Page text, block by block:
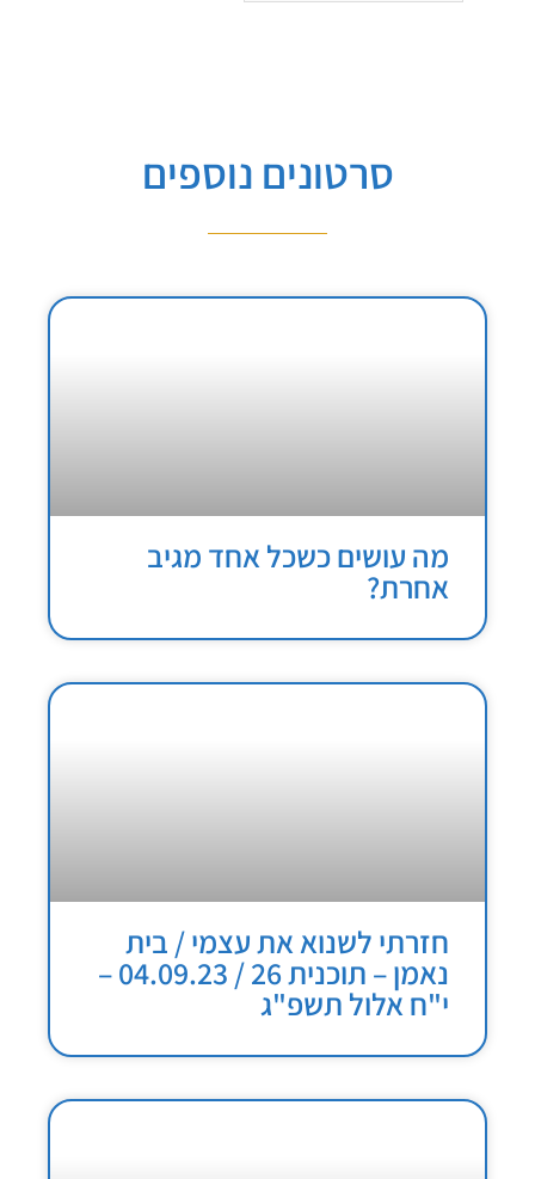
סרטונים נוספים
מה עושים כשכל אחד מגיב
אחרת?
חזרתי לשנוא את עצמי / בית
נאמן – תוכנית 26 / 04.09.23 –
י"ח אלול תשפ"ג